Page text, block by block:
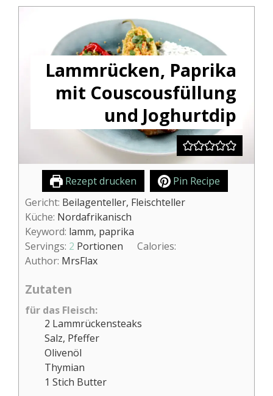
Lammrücken, Paprika
mit Couscousfüllung
und Joghurtdip
Rezept drucken
Pin Recipe
Gericht: Beilagenteller, Fleischteller
Küche: Nordafrikanisch
Keyword: lamm, paprika
Servings: 2 Portionen
Calories:
Author: MrsFlax
Zutaten
für das Fleisch:
2 Lammrückensteaks
Salz, Pfeffer
Olivenöl
Thymian
1 Stich Butter